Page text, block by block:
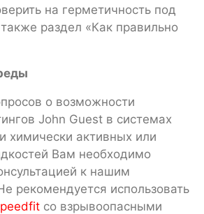
на герметичность под
раздел «Как правильно
о возможности
John Guest в системах
химически активных или
Вам необходимо
к нашим
рекомендуется использовать
со взрывоопасными